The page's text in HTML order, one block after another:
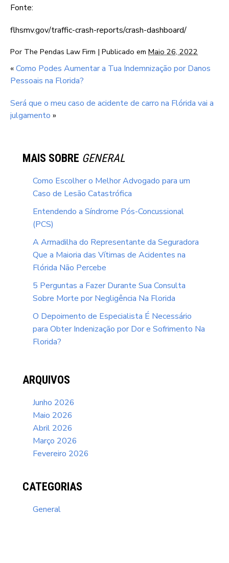
Fonte:
flhsmv.gov/traffic-crash-reports/crash-dashboard/
Por The Pendas Law Firm | Publicado em Maio 26, 2022
«Como Podes Aumentar a Tua Indemnização por Danos
Pessoais na Florida?
Será que o meu caso de acidente de carro na Flórida vai a
julgamento »
MAIS SOBRE GENERAL
Como Escolher o Melhor Advogado para um
Caso de Lesão Catastrófica
Entendendo a Síndrome Pós-Concussional
(PCS)
A Armadilha do Representante da Seguradora
Que a Maioria das Vítimas de Acidentes na
Flórida Não Percebe
5 Perguntas a Fazer Durante Sua Consulta
Sobre Morte por Negligência Na Florida
O Depoimento de Especialista É Necessário
para Obter Indenização por Dor e Sofrimento Na
Florida?
ARQUIVOS
Junho 2026
Maio 2026
Abril 2026
Março 2026
Fevereiro 2026
CATEGORIAS
General